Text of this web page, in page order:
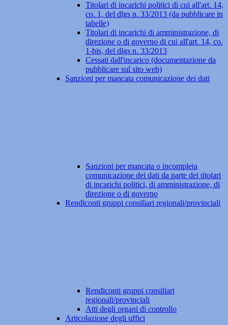
Titolari di incarichi politici di cui all'art. 14,
co. 1, del dlgs n. 33/2013 (da pubblicare in
tabelle)
Titolari di incarichi di amministrazione, di
direzione o di governo di cui all'art. 14, co.
1-bis, del dlgs n. 33/2013
Cessati dall'incarico (documentazione da
pubblicare sul sito web)
Sanzioni per mancata comunicazione dei dati
Sanzioni per mancata o incompleta
comunicazione dei dati da parte dei titolari
di incarichi politici, di amministrazione, di
direzione o di governo
Rendiconti gruppi consiliari regionali/provinciali
Rendiconti gruppi consiliari
regionali/provinciali
Atti degli organi di controllo
Articolazione degli uffici